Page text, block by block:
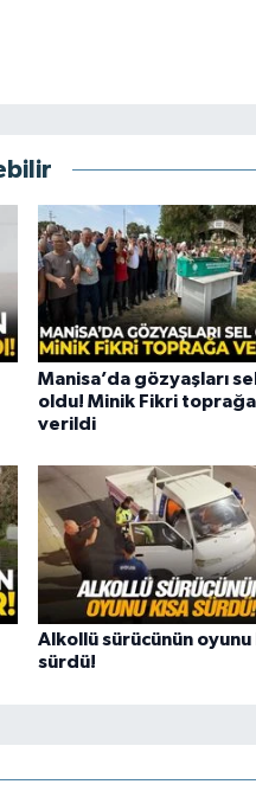
Manisa’da gözyaşları sel
oldu! Minik Fikri toprağa
verildi
Alkollü sürücünün oyunu
sürdü!